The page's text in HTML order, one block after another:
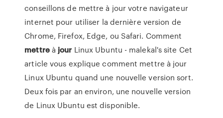
conseillons de mettre à jour votre navigateur
internet pour utiliser la dernière version de
Chrome, Firefox, Edge, ou Safari. Comment
mettreà jour Linux Ubuntu - malekal's site Cet
article vous explique comment mettre à jour
Linux Ubuntu quand une nouvelle version sort.
Deux fois par an environ, une nouvelle version
de Linux Ubuntu est disponible.